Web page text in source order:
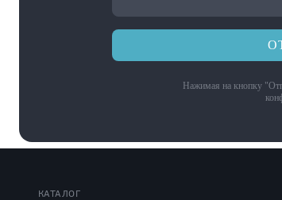
Нажимая на кнопку
КАТАЛОГ